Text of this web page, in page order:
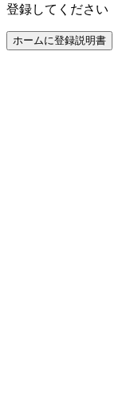
登録してください
ホームに登録説明書